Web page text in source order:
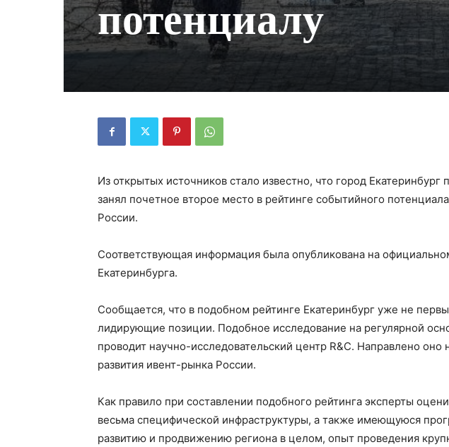
потенциалу
Из открытых источников стало известно, что город Екатеринбург
занял почетное второе место в рейтинге событийного
России.
Соответствующая информация была опубликована на
Екатеринбурга.
Сообщается, что в подобном рейтинге Екатеринбург уже не
лидирующие позиции. Подобное исследование на регулярной
проводит научно-исследовательский центр R&C. Направлено
развития ивент-рынка России.
Как правило при составлении подобного рейтинга эксперты
весьма специфической инфраструктуры, а также имеющуюся
развитию и продвижению региона в целом, опыт проведения